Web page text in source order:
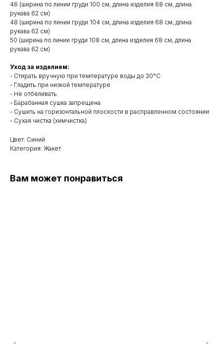
46 (ширина по линии груди 100 см, длина изделия 68 см, длина
рукава 62 см)
48 (ширина по линии груди 104 см, длина изделия 68 см, длина
рукава 62 см)
50 (ширина по линии груди 108 см, длина изделия 68 см, длина
рукава 62 см)
Уход за изделием:
- Стирать вручную при температуре воды до 30°C
- Гладить при низкой температуре
- Не отбеливать
- Барабанная сушка запрещена
- Сушить на горизонтальной плоскости в расправленном состоянии
- Сухая чистка (химчистка)
Цвет: Синий
Категория: Жакет
Вам может понравиться